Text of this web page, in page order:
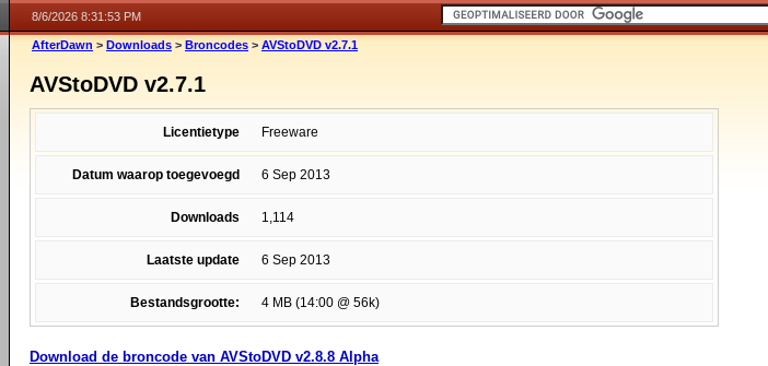
8/6/2026 8:31:53 PM
AfterDawn > Downloads > Broncodes > AVStoDVD v2.7.1
AVStoDVD v2.7.1
Licentietype Freeware
Datum waarop toegevoegd 6 Sep 2013
Downloads 1,114
Laatste update 6 Sep 2013
Bestandsgrootte: 4 MB (14:00 @ 56k)
Download de broncode van AVStoDVD v2.8.8 Alpha